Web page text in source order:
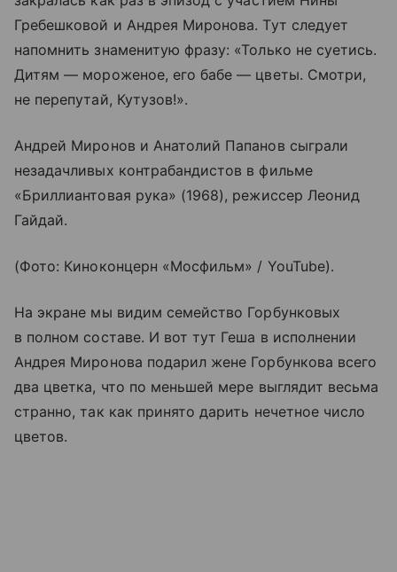
Гребешковой и Андрея Миронова. Тут следует
напомнить знаменитую фразу: «Только не суетись.
Дитям — мороженое, его бабе — цветы. Смотри,
не перепутай, Кутузов!».
Андрей Миронов и Анатолий Папанов сыграли
незадачливых контрабандистов в фильме
«Бриллиантовая рука» (1968), режиссер Леонид
Гайдай.
(Фото: Киноконцерн «Мосфильм» / YouTube).
На экране мы видим семейство Горбунковых
в полном составе. И вот тут Геша в исполнении
Андрея Миронова подарил жене Горбункова всего
два цветка, что по меньшей мере выглядит весьма
странно, так как принято дарить нечетное число
цветов.